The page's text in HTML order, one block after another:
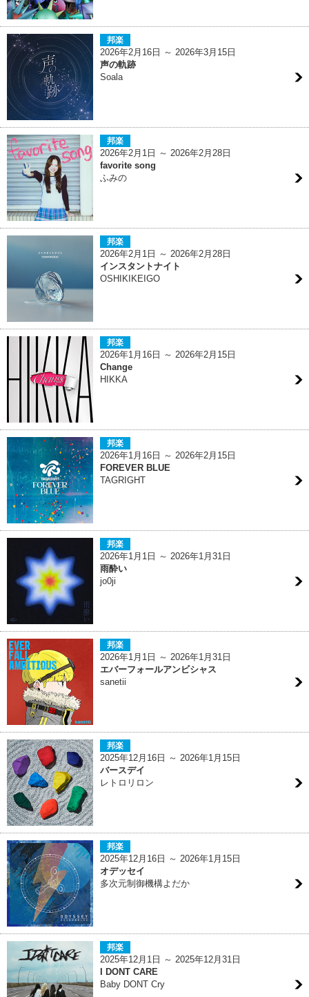
邦楽
2026年2月16日 ～ 2026年3月15日
声の軌跡
Soala
邦楽
2026年2月1日 ～ 2026年2月28日
favorite song
ふみの
邦楽
2026年2月1日 ～ 2026年2月28日
インスタントナイト
OSHIKIKEIGO
邦楽
2026年1月16日 ～ 2026年2月15日
Change
HIKKA
邦楽
2026年1月16日 ～ 2026年2月15日
FOREVER BLUE
TAGRIGHT
邦楽
2026年1月1日 ～ 2026年1月31日
雨酔い
jo0ji
邦楽
2026年1月1日 ～ 2026年1月31日
エバーフォールアンビシャス
sanetii
邦楽
2025年12月16日 ～ 2026年1月15日
バースデイ
レトロリロン
邦楽
2025年12月16日 ～ 2026年1月15日
オデッセイ
多次元制御機構よだか
邦楽
2025年12月1日 ～ 2025年12月31日
I DONT CARE
Baby DONT Cry